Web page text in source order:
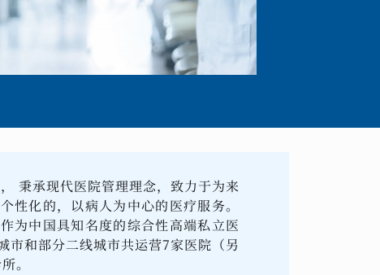
秉承现代医院管理理念，致力于为来
性化的，以病人为中心的医疗服务。
为中国具知名度的综合性高端私立医
市和部分二线城市共运营7家医院（另
。